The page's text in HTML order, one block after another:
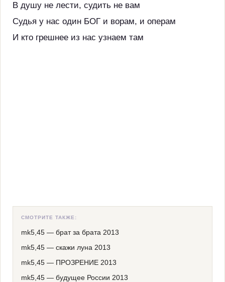
В душу не лести, судить не вам
Судья у нас один БОГ и ворам, и операм
И кто грешнее из нас узнаем там
СМОТРИТЕ ТАКЖЕ:
mk5,45 — брат за брата 2013
mk5,45 — скажи луна 2013
mk5,45 — ПРОЗРЕНИЕ 2013
mk5,45 — будущее России 2013